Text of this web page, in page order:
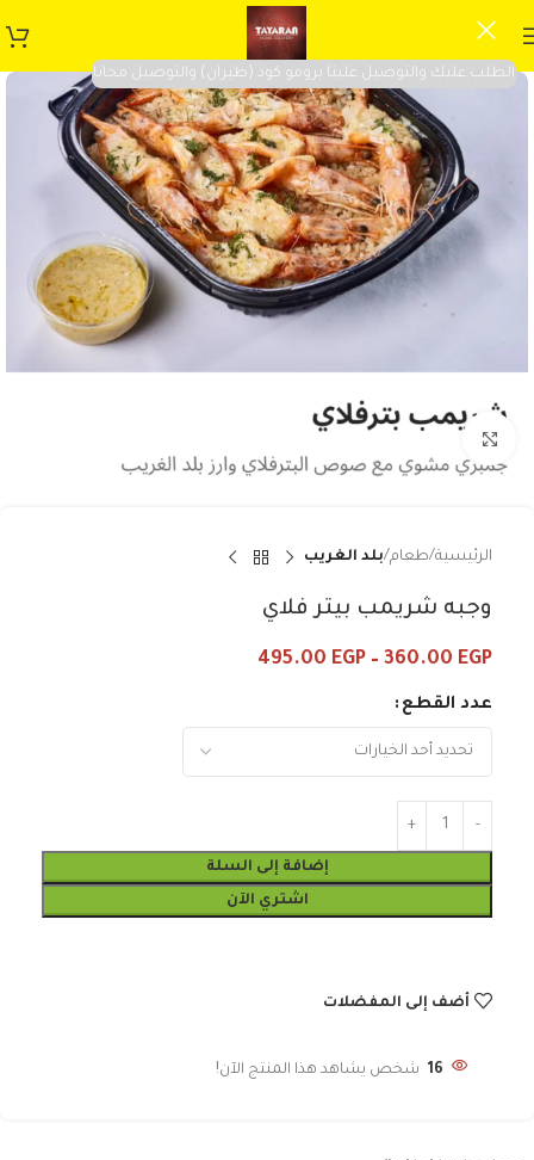
الطلب عليك والتوصيل علينا برومو كود (طيران) والتوصيل مجانا
الرئيسية طعام بلد الغريب
وجبه شريمب بيتر فلاي
360.00 EGP
–
495.00 EGP
عدد القطع
إضافة إلى السلة
اشتري الآن
أضف إلى المفضلات
16 شخص يشاهد هذا المنتج الآن!